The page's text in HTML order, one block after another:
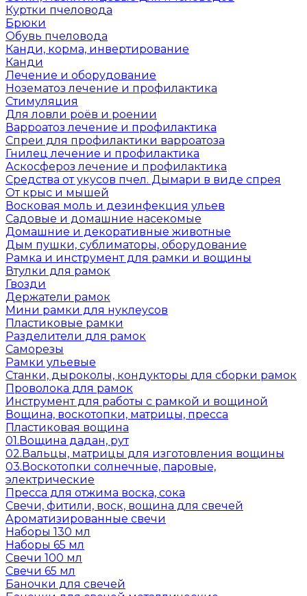
Куртки пчеловода
Брюки
Обувь пчеловода
Канди, корма, инвертирование
Канди
Лечение и оборудование
Нозематоз лечение и профилактика
Стимуляция
Для ловли роёв и роении
Варроатоз лечение и профилактика
Спреи для профилактики варроатоза
Гнилец лечение и профилактика
Аскосфероз лечение и профилактика
Средства от укусов пчел. Дымари в виде спрея
От крыс и мышей
Восковая моль и дезинфекция ульев
Садовые и домашние насекомые
Домашние и декоративные животные
Дым пушки, сублиматоры, оборудование
Рамка и инструмент для рамки и вощины
Втулки для рамок
Гвозди
Держатели рамок
Мини рамки для нуклеусов
Пластиковые рамки
Разделители для рамок
Саморезы
Рамки ульевые
Станки, дыроколы, кондукторы для сборки рамок
Проволока для рамок
Инструмент для работы с рамкой и вощиной
Вощина, воскотопки, матрицы, пресса
Пластиковая вощина
01.Вощина дадан, рут
02.Вальцы, матрицы для изготовления вощины
03.Воскотопки солнечные, паровые,
электрические
Пресса для отжима воска, сока
Свечи, фитили, воск, вощина для свечей
Ароматизированные свечи
Наборы 130 мл
Наборы 65 мл
Свечи 100 мл
Свечи 65 мл
Баночки для свечей